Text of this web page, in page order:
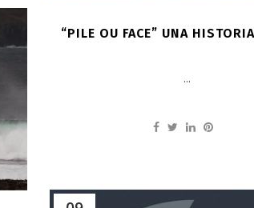
“PILE OU FACE” UNA
...